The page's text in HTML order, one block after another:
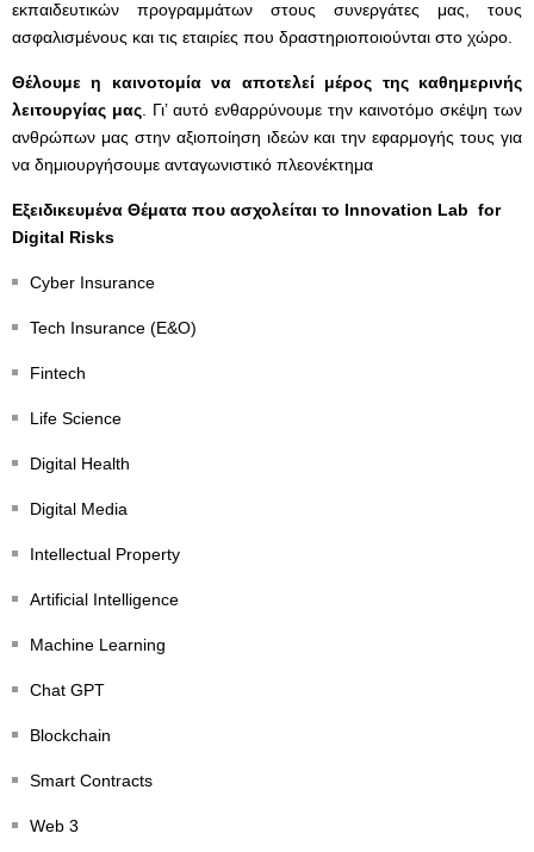
εκπαιδευτικών προγραμμάτων στους συνεργάτες μας, τους
ασφαλισμένους και τις εταιρίες που δραστηριοποιούνται στο χώρο.
Θέλουμε η καινοτομία να αποτελεί μέρος της καθημερινής
λειτουργίας μας. Γι’ αυτό ενθαρρύνουμε την καινοτόμο σκέψη των
ανθρώπων μας στην αξιοποίηση ιδεών και την εφαρμογής τους για
να δημιουργήσουμε ανταγωνιστικό πλεονέκτημα
Εξειδικευμένα Θέματα που ασχολείται το Innovation Lab for
Digital Risks
Cyber Insurance
Tech Insurance (E&O)
Fintech
Life Science
Digital Health
Digital Media
Intellectual Property
Artificial Intelligence
Machine Learning
Chat GPT
Blockchain
Smart Contracts
Web 3